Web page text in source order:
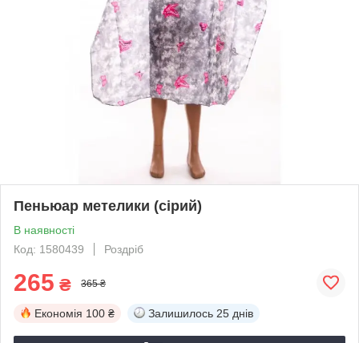
Пеньюар метелики (сірий)
В наявності
Код: 1580439
Роздріб
265 ₴ 365 ₴
Економія 100 ₴ Залишилось 25 днів